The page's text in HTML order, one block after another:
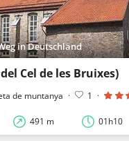
in Deutschland
del Cel de les Bruixes)
de muntanya · 1 ·
491 m 01h10